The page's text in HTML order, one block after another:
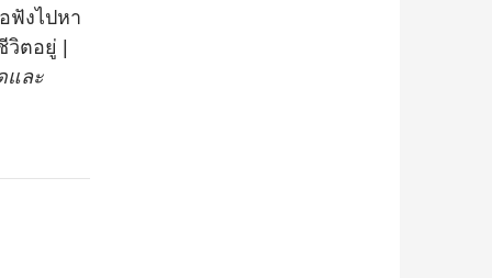
ฟังไปหา
ตอยู่ |
และ